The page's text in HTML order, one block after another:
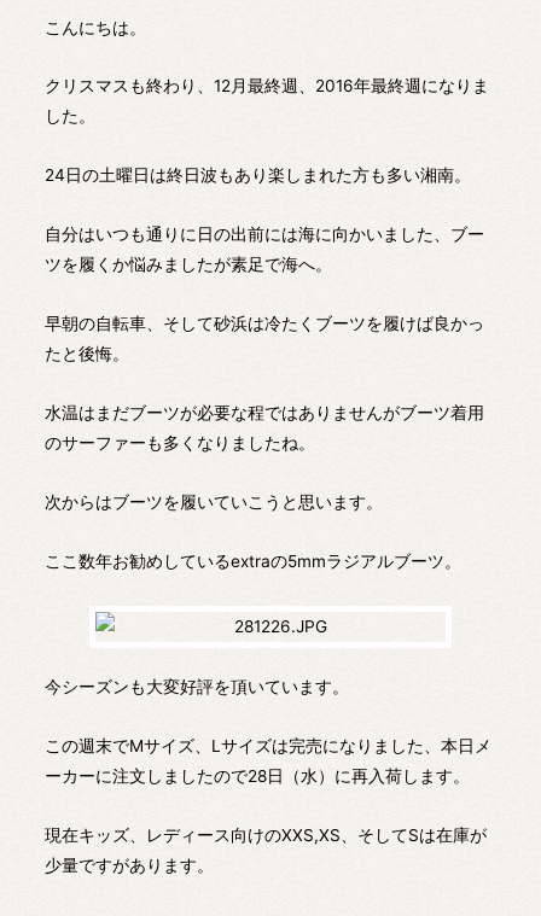
こんにちは。
クリスマスも終わり、12月最終週、2016年最終週になりま
した。
24日の土曜日は終日波もあり楽しまれた方も多い湘南。
自分はいつも通りに日の出前には海に向かいました、ブー
ツを履くか悩みましたが素足で海へ。
早朝の自転車、そして砂浜は冷たくブーツを履けば良かっ
たと後悔。
水温はまだブーツが必要な程ではありませんがブーツ着用
のサーファーも多くなりましたね。
次からはブーツを履いていこうと思います。
ここ数年お勧めしているextraの5mmラジアルブーツ。
今シーズンも大変好評を頂いています。
この週末でMサイズ、Lサイズは完売になりました、本日メ
ーカーに注文しましたので28日（水）に再入荷します。
現在キッズ、レディース向けのXXS,XS、そしてSは在庫が
少量ですがあります。